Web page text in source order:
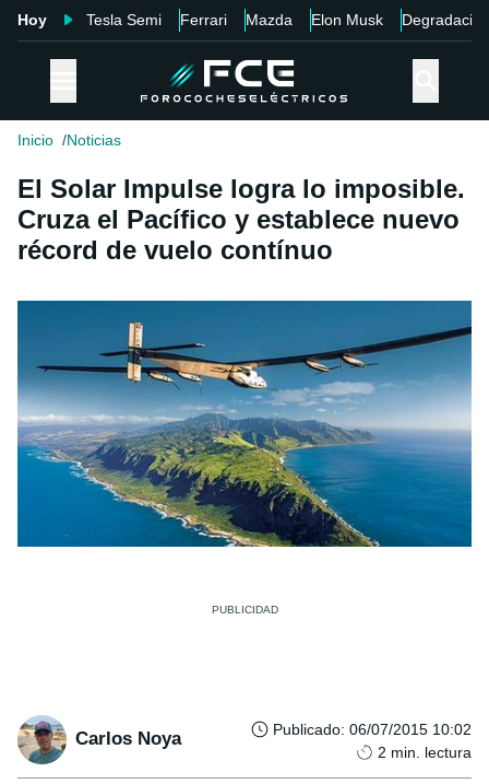
Hoy Tesla Semi Ferrari Mazda Elon Musk Degradación
Inicio Noticias
El Solar Impulse logra lo imposible.
Cruza el Pacífico y establece nuevo
récord de vuelo contínuo
Carlos Noya Publicado: 06/07/2015 10:02
2 min. lectura